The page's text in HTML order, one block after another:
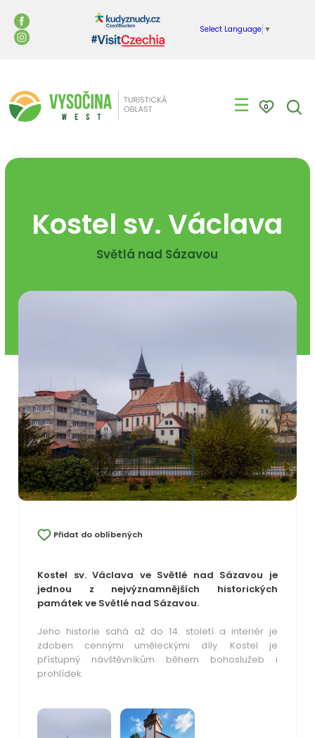
Select Language ▼
☰ 0
Kostel sv. Václava
Světlá nad Sázavou
Přidat do oblíbených
Kostel sv. Václava ve Světlé nad Sázavou je
jednou z nejvýznamnějších historických
památek ve Světlé nad Sázavou.
Jeho historie sahá až do 14. století a interiér je
zdoben cennými uměleckými díly. Kostel je
přístupný návštěvníkům během bohoslužeb i
prohlídek.